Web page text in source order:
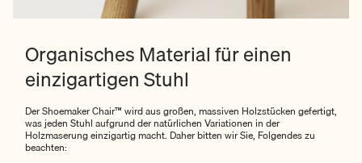
Organisches Material für einen
einzigartigen Stuhl
Der Shoemaker Chair™ wird aus großen, massiven Holzstücken gefertigt,
was jeden Stuhl aufgrund der natürlichen Variationen in der
Holzmaserung einzigartig macht. Daher bitten wir Sie, Folgendes zu
beachten: